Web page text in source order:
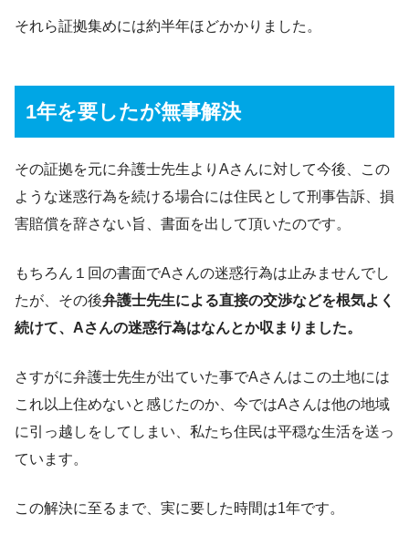
それら証拠集めには約半年ほどかかりました。
1年を要したが無事解決
その証拠を元に弁護士先生よりAさんに対して今後、この
ような迷惑行為を続ける場合には住民として刑事告訴、損
害賠償を辞さない旨、書面を出して頂いたのです。
もちろん１回の書面でAさんの迷惑行為は止みませんでし
たが、その後弁護士先生による直接の交渉などを根気よく
続けて、Aさんの迷惑行為はなんとか収まりました。
さすがに弁護士先生が出ていた事でAさんはこの土地には
これ以上住めないと感じたのか、今ではAさんは他の地域
に引っ越しをしてしまい、私たち住民は平穏な生活を送っ
ています。
この解決に至るまで、実に要した時間は1年です。